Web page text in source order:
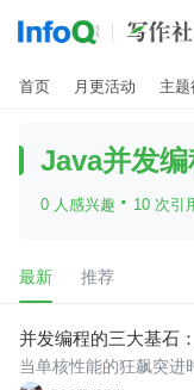
首页 月更活动 主题
Java并发编
0 人感兴趣 · 10 次引
最新 推荐
并发编程的三大基石
当单核性能的狂飙突进